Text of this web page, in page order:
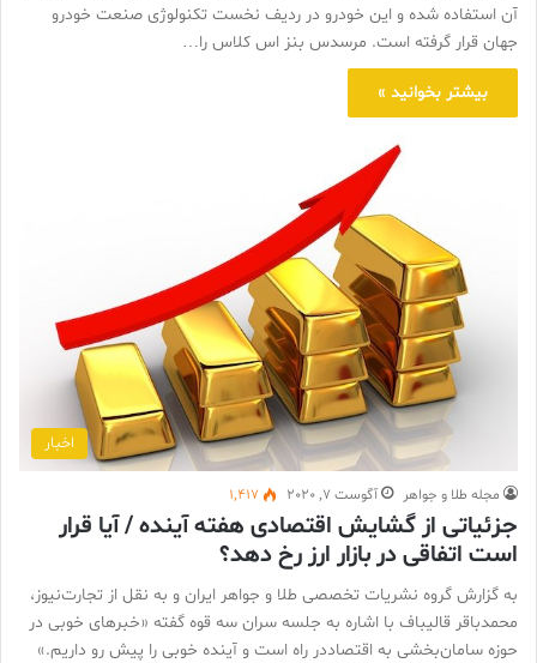
آن استفاده شده و این خودرو در ردیف نخست تکنولوژی صنعت خودرو
جهان قرار گرفته است. مرسدس بنز اس کلاس را…
بیشتر بخوانید »
اخبار
مجله طلا و جواهر آگوست 7, 2020 1,417
جزئیاتی از گشایش اقتصادی هفته آینده / آیا قرار
است اتفاقی در بازار ارز رخ دهد؟
به گزارش گروه نشریات تخصصی طلا و جواهر ایران و به نقل از تجارت‌نیوز،
محمدباقر قالیباف با اشاره به جلسه سران سه قوه گفته «خبر‌های خوبی در
حوزه سامان‌بخشی به اقتصاددر راه است و آینده خوبی را پیش رو داریم.»